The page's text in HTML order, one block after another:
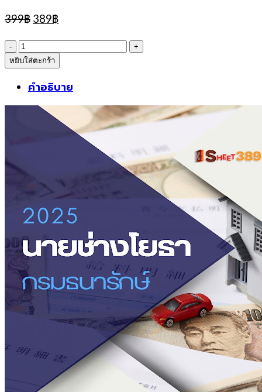
399฿ Original
was:
399฿.
389฿Current
is:
389฿.
จำนวน
sheetแนว
ข้อสอบ
ธนารักษ์
หยิบใส่ตะกร้า
คำอธิบาย